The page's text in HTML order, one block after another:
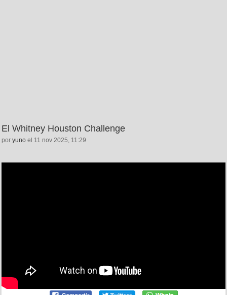
El Whitney Houston Challenge
por yuno el 11 nov 2025, 11:29